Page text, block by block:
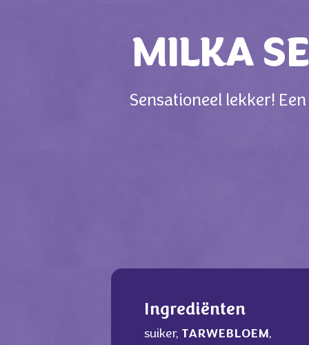
MILKA
Sensationeel lekker!
Ingrediënten
suiker, TARWEBLOEM ,